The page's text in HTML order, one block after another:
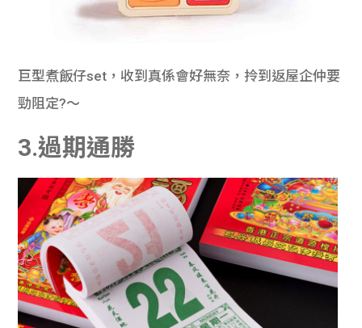
巨型煮飯仔set，收到真係會好無奈，拎到返屋企仲要
勁阻定?～
3.過期通勝